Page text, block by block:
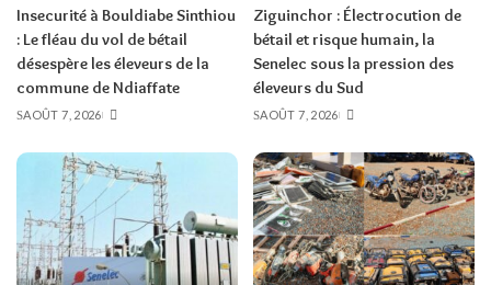
Insecurité à Bouldiabe Sinthiou
: Le fléau du vol de bétail
désespère les éleveurs de la
commune de Ndiaffate
AOÛT 7, 2026
Ziguinchor : Électrocution de
bétail et risque humain, la
Senelec sous la pression des
éleveurs du Sud
AOÛT 7, 2026